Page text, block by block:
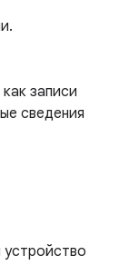
записи
сведения